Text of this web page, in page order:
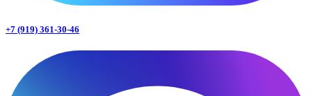
+7 (919) 361-30-46